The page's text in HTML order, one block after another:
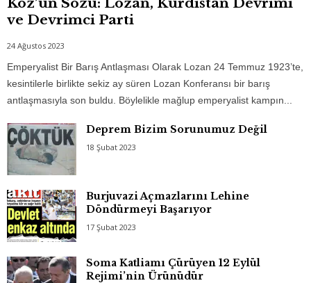
Köz’ün Sözü: Lozan, Kürdistan Devrimi
ve Devrimci Parti
24 Ağustos 2023
Emperyalist Bir Barış Antlaşması Olarak Lozan 24 Temmuz 1923’te,
kesintilerle birlikte sekiz ay süren Lozan Konferansı bir barış
antlaşmasıyla son buldu. Böylelikle mağlup emperyalist kampın...
Deprem Bizim Sorunumuz Değil
18 Şubat 2023
Burjuvazi Açmazlarını Lehine
Döndürmeyi Başarıyor
17 Şubat 2023
Soma Katliamı Çürüyen 12 Eylül
Rejimi’nin Ürünüdür